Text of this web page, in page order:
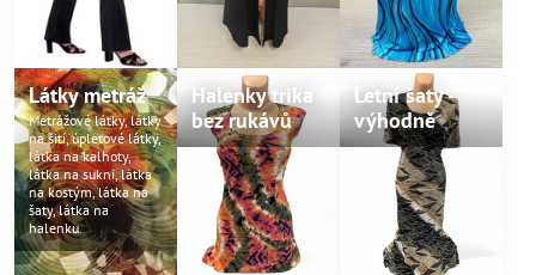
Látky metráž
Metrážové látky, látky
na šití, úpletové látky,
látka na kalhoty,
látka na sukni, látka
na kostým, látka na
šaty, látka na
halenku.
Halenky trika
bez rukávů
Letní šaty -
výhodně